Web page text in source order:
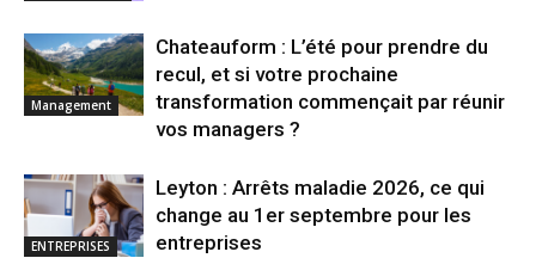
Management
Chateauform : L’été pour prendre du
recul, et si votre prochaine
transformation commençait par réunir
vos managers ?
ENTREPRISES
Leyton : Arrêts maladie 2026, ce qui
change au 1er septembre pour les
entreprises